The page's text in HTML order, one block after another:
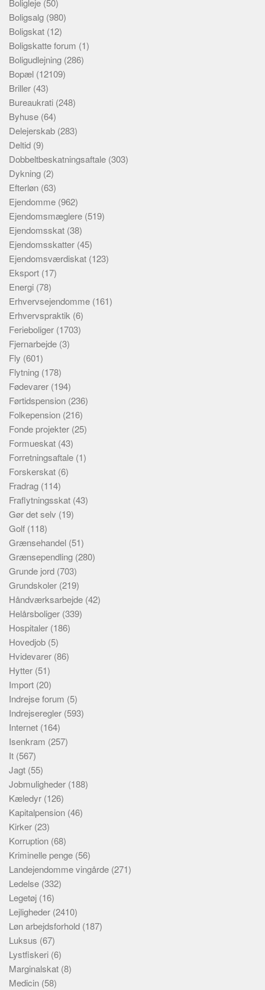
Boligleje (50)
Boligsalg (980)
Boligskat (12)
Boligskatte forum (1)
Boligudlejning (286)
Bopæl (12109)
Briller (43)
Bureaukrati (248)
Byhuse (64)
Delejerskab (283)
Deltid (9)
Dobbeltbeskatningsaftale (303)
Dykning (2)
Efterløn (63)
Ejendomme (962)
Ejendomsmæglere (519)
Ejendomsskat (38)
Ejendomsskatter (45)
Ejendomsværdiskat (123)
Eksport (17)
Energi (78)
Erhvervsejendomme (161)
Erhvervspraktik (6)
Ferieboliger (1703)
Fjernarbejde (3)
Fly (601)
Flytning (178)
Fødevarer (194)
Førtidspension (236)
Folkepension (216)
Fonde projekter (25)
Formueskat (43)
Forretningsaftale (1)
Forskerskat (6)
Fradrag (114)
Fraflytningsskat (43)
Gør det selv (19)
Golf (118)
Grænsehandel (51)
Grænsependling (280)
Grunde jord (703)
Grundskoler (219)
Håndværksarbejde (42)
Helårsboliger (339)
Hospitaler (186)
Hovedjob (5)
Hvidevarer (86)
Hytter (51)
Import (20)
Indrejse forum (5)
Indrejseregler (593)
Internet (164)
Isenkram (257)
It (567)
Jagt (55)
Jobmuligheder (188)
Kæledyr (126)
Kapitalpension (46)
Kirker (23)
Korruption (68)
Kriminelle penge (56)
Landejendomme vingårde (271)
Ledelse (332)
Legetøj (16)
Lejligheder (2410)
Løn arbejdsforhold (187)
Luksus (67)
Lystfiskeri (6)
Marginalskat (8)
Medicin (58)